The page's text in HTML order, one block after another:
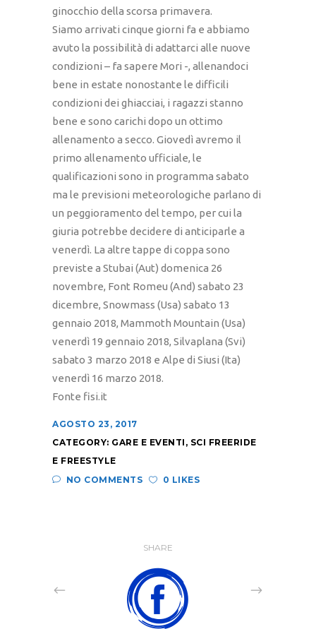
ginocchio della scorsa primavera.
Siamo arrivati cinque giorni fa e abbiamo
avuto la possibilità di adattarci alle nuove
condizioni – fa sapere Mori -, allenandoci
bene in estate nonostante le difficili
condizioni dei ghiacciai, i ragazzi stanno
bene e sono carichi dopo un ottimo
allenamento a secco. Giovedì avremo il
primo allenamento ufficiale, le
qualificazioni sono in programma sabato
ma le previsioni meteorologiche parlano di
un peggioramento del tempo, per cui la
giuria potrebbe decidere di anticiparle a
venerdì. La altre tappe di coppa sono
previste a Stubai (Aut) domenica 26
novembre, Font Romeu (And) sabato 23
dicembre, Snowmass (Usa) sabato 13
gennaio 2018, Mammoth Mountain (Usa)
venerdì 19 gennaio 2018, Silvaplana (Svi)
sabato 3 marzo 2018 e Alpe di Siusi (Ita)
venerdì 16 marzo 2018.
Fonte fisi.it
AGOSTO 23, 2017
CATEGORY: GARE E EVENTI , SCI FREERIDE
E FREESTYLE
NO COMMENTS
0 LIKES
SHARE